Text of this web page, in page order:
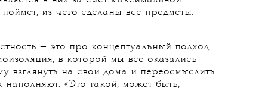
прошла в Голландии. И там, по ее
здорово отличается от российского.
достается им по наследству, она
к внукам. И это настоящий,
классику и антиквариат. Эти вещи